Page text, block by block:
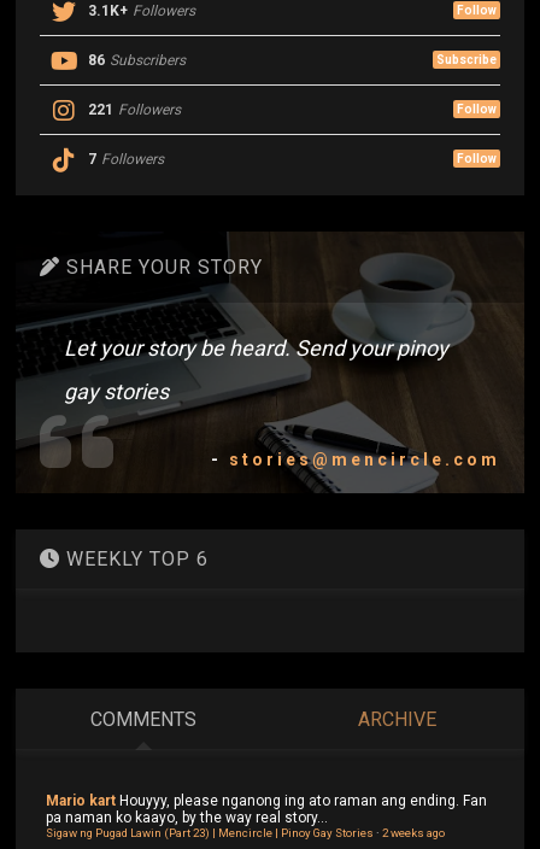
3.1K+ Followers Follow
86 Subscribers Subscribe
221 Followers Follow
7 Followers Follow
SHARE YOUR STORY
Let your story be heard. Send your pinoy
gay stories
- stories@mencircle.com
WEEKLY TOP 6
COMMENTS ARCHIVE
Mario kart Houyyy, please nganong ing ato raman ang ending. Fan
pa naman ko kaayo, by the way real story...
Sigaw ng Pugad Lawin (Part 23) | Mencircle | Pinoy Gay Stories ·2 weeks ago